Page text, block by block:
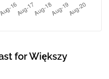
for Większy